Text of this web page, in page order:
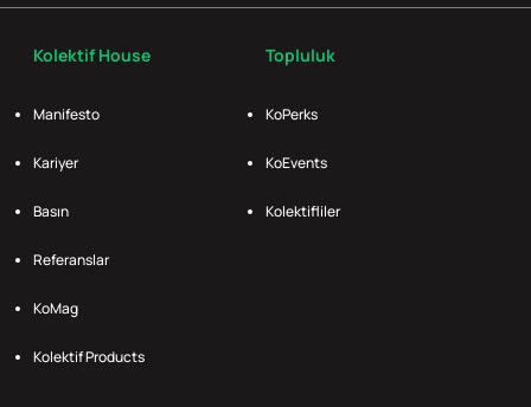
Kolektif House
Manifesto
Kariyer
Basın
Referanslar
KoMag
Kolektif Products
Topluluk
KoPerks
KoEvents
Kolektifliler